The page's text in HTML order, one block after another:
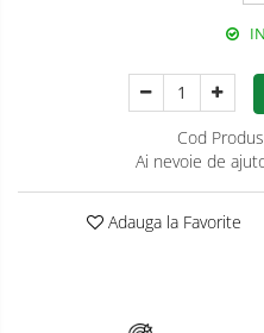
Mijloace de legatura
Opritoare de cadere
Sisteme de acces in canale
Cod
Ai nevoie de
Adauga la Favorite